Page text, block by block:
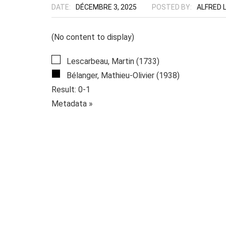
DATE: DÉCEMBRE 3, 2025 POSTED BY: ALFRED
(No content to display)
Lescarbeau, Martin (1733)
Bélanger, Mathieu-Olivier (1938)
Result: 0-1
Metadata »